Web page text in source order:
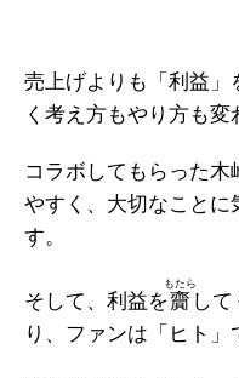
売上げよりも「利益」
く考え方もやり方も変
コラボしてもらった木
やすく、大切なことに
す。
そして、利益を齎
もたら
し
り、ファンは「ヒト」